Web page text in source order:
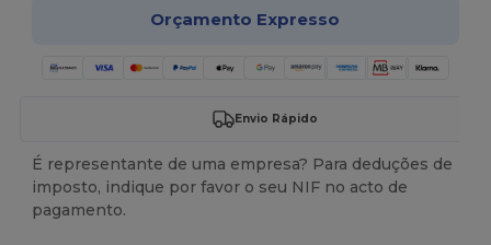
Orçamento Expresso
Envio Rápido
É representante de uma empresa? Para deduções de
imposto, indique por favor o seu NIF no acto de
pagamento.